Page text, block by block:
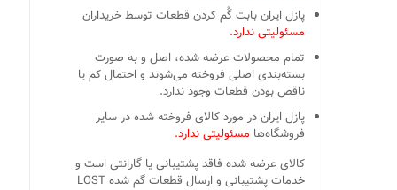
پازل ایران بابت گُم کردن قطعات توسط خریداران
مسئولیتی ندارد.
تمام محصولات عرضه شده، اصل و به صورت
بسته‌بندی اصلی فروخته می‌شوند و احتمال کم یا
ناقص بودن قطعات وجود ندارد.
پازل ایران در مورد کالای فروخته شده در سایر
فروشگاه‌ها مسئولیتی ندارد.
کالای عرضه شده فاقد پشتیبانی یا گارانتی است و
خدمات پشتیبانی و ارسال قطعات گم شده LOST